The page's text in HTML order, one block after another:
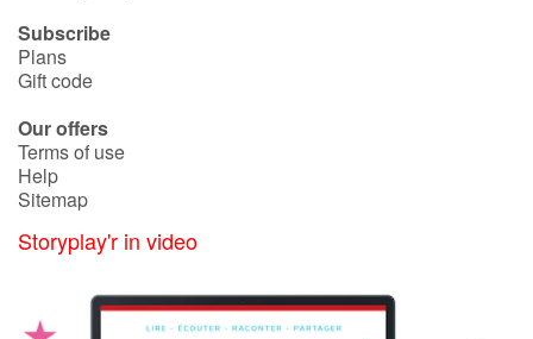
Subscribe
Plans
Gift code
Our offers
Terms of use
Help
Sitemap
Storyplay'r in video